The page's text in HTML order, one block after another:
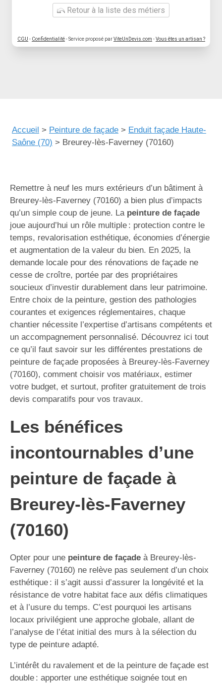
Retour à la liste des métiers
CGU - Confidentialité- Service proposé parViteUnDevis.com -Vous êtes un artisan ?
Accueil > Peinture de façade > Enduit façade Haute-
Saône (70) > Breurey-lès-Faverney (70160)
Remettre à neuf les murs extérieurs d’un bâtiment à
Breurey-lès-Faverney (70160) a bien plus d’impacts
qu’un simple coup de jeune. La peinture de façade
joue aujourd’hui un rôle multiple : protection contre le
temps, revalorisation esthétique, économies d’énergie
et augmentation de la valeur du bien. En 2025, la
demande locale pour des rénovations de façade ne
cesse de croître, portée par des propriétaires
soucieux d’investir durablement dans leur patrimoine.
Entre choix de la peinture, gestion des pathologies
courantes et exigences réglementaires, chaque
chantier nécessite l’expertise d’artisans compétents et
un accompagnement personnalisé. Découvrez ici tout
ce qu’il faut savoir sur les différentes prestations de
peinture de façade proposées à Breurey-lès-Faverney
(70160), comment choisir vos matériaux, estimer
votre budget, et surtout, profiter gratuitement de trois
devis comparatifs pour vos travaux.
Les bénéfices
incontournables d’une
peinture de façade à
Breurey-lès-Faverney
(70160)
Opter pour une peinture de façade à Breurey-lès-
Faverney (70160) ne relève pas seulement d’un choix
esthétique : il s’agit aussi d’assurer la longévité et la
résistance de votre habitat face aux défis climatiques
et à l’usure du temps. C’est pourquoi les artisans
locaux privilégient une approche globale, allant de
l’analyse de l’état initial des murs à la sélection du
type de peinture adapté.
L’intérêt du ravalement et de la peinture de façade est
double : apporter une esthétique soignée tout en